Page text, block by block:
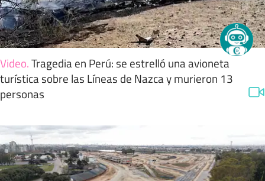
Video.Tragedia en Perú: se estrelló una avioneta
turística sobre las Líneas de Nazca y murieron 13
personas